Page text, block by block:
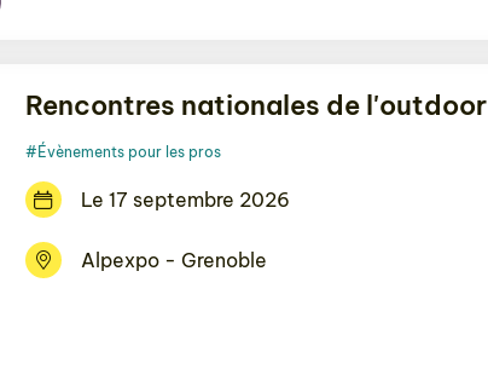
Rencontres nationales de l'outdoor
#Évènements pour les pros
Le 17 septembre 2026
Alpexpo - Grenoble